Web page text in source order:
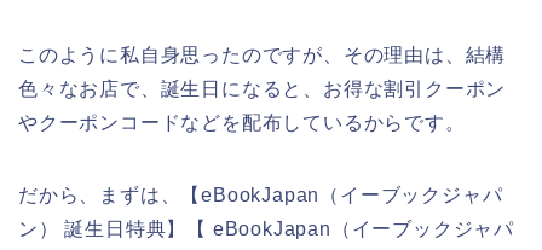
このように私自身思ったのですが、その理由は、結構
色々なお店で、誕生日になると、お得な割引クーポン
やクーポンコードなどを配布しているからです。
だから、まずは、【eBookJapan（イーブックジャパ
ン） 誕生日特典】【 eBookJapan（イーブックジャパ